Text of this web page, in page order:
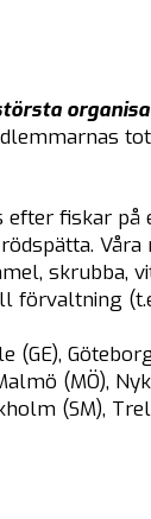
fiskar
skrubba,
förvaltning
(MÖ),
(SM),